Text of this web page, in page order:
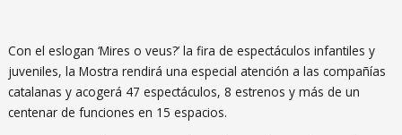
Con el eslogan ‘Mires o veus?’ la fira de espectáculos infantiles y
juveniles, la Mostra rendirá una especial atención a las compañías
catalanas y acogerá 47 espectáculos, 8 estrenos y más de un
centenar de funciones en 15 espacios.